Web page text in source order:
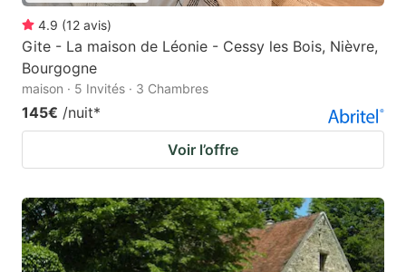
4.9 (12 avis)
Gite - La maison de Léonie - Cessy les Bois, Nièvre,
Bourgogne
maison · 5 Invités · 3 Chambres
145€ /nuit*
Voir l’offre